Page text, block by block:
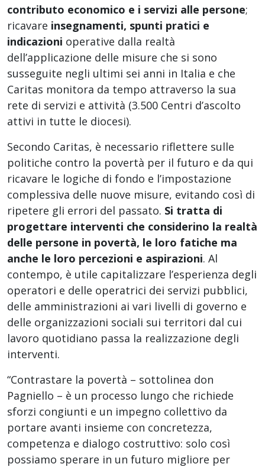
contributo economico e i servizi alle persone;
ricavare insegnamenti, spunti pratici e
indicazioni operative dalla realtà
dell’applicazione delle misure che si sono
susseguite negli ultimi sei anni in Italia e che
Caritas monitora da tempo attraverso la sua
rete di servizi e attività (3.500 Centri d’ascolto
attivi in tutte le diocesi).
Secondo Caritas, è necessario riflettere sulle
politiche contro la povertà per il futuro e da qui
ricavare le logiche di fondo e l’impostazione
complessiva delle nuove misure, evitando così di
ripetere gli errori del passato. Si tratta di
progettare interventi che considerino la realtà
delle persone in povertà, le loro fatiche ma
anche le loro percezioni e aspirazioni. Al
contempo, è utile capitalizzare l’esperienza degli
operatori e delle operatrici dei servizi pubblici,
delle amministrazioni ai vari livelli di governo e
delle organizzazioni sociali sui territori dal cui
lavoro quotidiano passa la realizzazione degli
interventi.
“Contrastare la povertà – sottolinea don
Pagniello – è un processo lungo che richiede
sforzi congiunti e un impegno collettivo da
portare avanti insieme con concretezza,
competenza e dialogo costruttivo: solo così
possiamo sperare in un futuro migliore per